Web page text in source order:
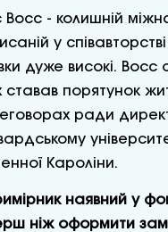
Восс - колишній
у
дуже високі.
ставав порятунок
ради
Кароліни.
наявний у
ніж оформити